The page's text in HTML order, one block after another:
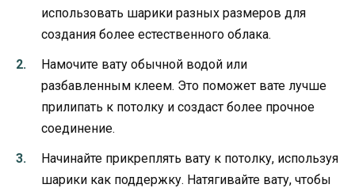
использовать шарики разных размеров для
создания более естественного облака.
Намочите вату обычной водой или
разбавленным клеем. Это поможет вате лучше
прилипать к потолку и создаст более прочное
соединение.
Начинайте прикреплять вату к потолку, используя
шарики как поддержку. Натягивайте вату, чтобы